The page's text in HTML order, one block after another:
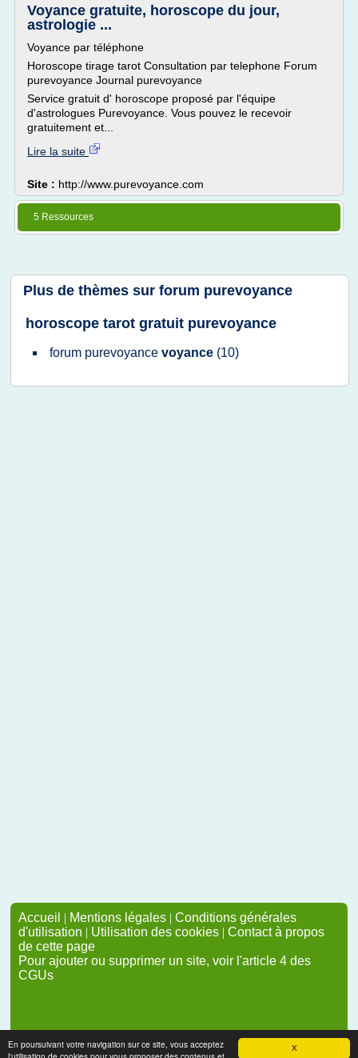
X
En poursuivant votre navigation sur ce site, vous acceptez
Voyance gratuite, horoscope du jour,
astrologie ...
Voyance par téléphone
Horoscope tirage tarot Consultation par telephone Forum
purevoyance Journal purevoyance
Service gratuit d' horoscope proposé par l'équipe
d'astrologues Purevoyance. Vous pouvez le recevoir
gratuitement et...
Lire la suite
Site : http://www.purevoyance.com
5 Ressources
Plus de thèmes sur forum purevoyance
horoscope tarot gratuit purevoyance
forum purevoyance voyance (10)
Accueil | Mentions légales | Conditions générales
d'utilisation | Utilisation des cookies | Contact à propos
de cette page
Pour ajouter ou supprimer un site, voir l'article 4 des
CGUs